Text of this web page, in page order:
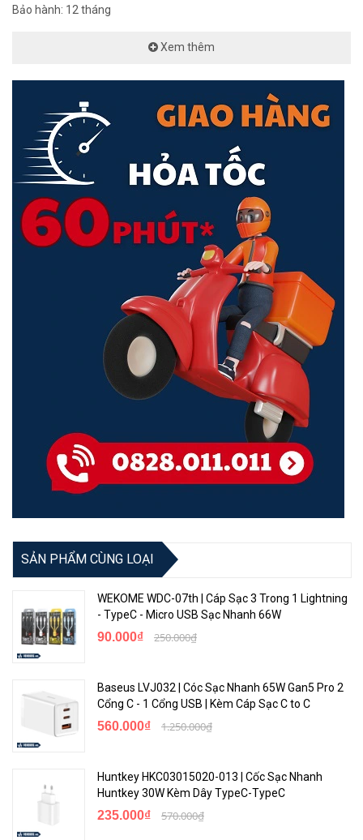
Bảo hành: 12 tháng
Xem thêm
SẢN PHẨM CÙNG LOẠI
WEKOME WDC-07th | Cáp Sạc 3 Trong 1 Lightning
- TypeC - Micro USB Sạc Nhanh 66W
90.000₫ 250.000₫
Baseus LVJ032 | Cóc Sạc Nhanh 65W Gan5 Pro 2
Cổng C - 1 Cổng USB | Kèm Cáp Sạc C to C
560.000₫ 1.250.000₫
Huntkey HKC03015020-013 | Cốc Sạc Nhanh
Huntkey 30W Kèm Dây TypeC-TypeC
235.000₫ 570.000₫